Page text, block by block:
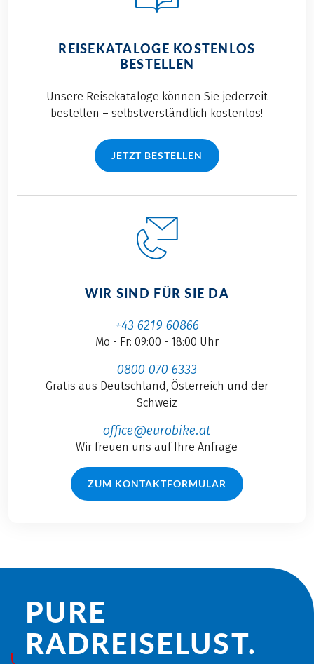
REISEKATALOGE KOSTENLOS
BESTELLEN
Unsere Reisekataloge können Sie jederzeit
bestellen – selbstverständlich kostenlos!
JETZT BESTELLEN
WIR SIND FÜR SIE DA
+43 6219 60866
Mo - Fr: 09:00 - 18:00 Uhr
0800 070 6333
Gratis aus Deutschland, Österreich und der
Schweiz
office@eurobike.at
Wir freuen uns auf Ihre Anfrage
ZUM KONTAKTFORMULAR
PURE
RADREISE­LUST.